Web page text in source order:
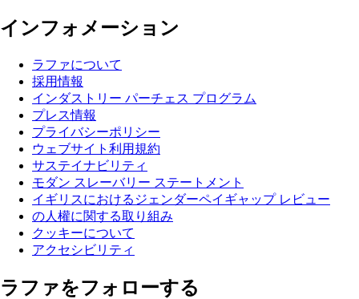
インフォメーション
ラファについて
採用情報
インダストリー パーチェス プログラム
プレス情報
プライバシーポリシー
ウェブサイト利用規約
サステイナビリティ
モダン スレーバリー ステートメント
イギリスにおけるジェンダーペイギャップ レビュー
の人權に関する取り組み
クッキーについて
アクセシビリティ
ラファをフォローする